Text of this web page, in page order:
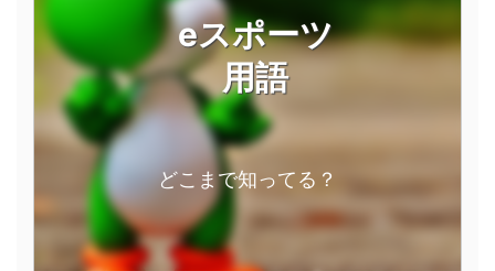
eスポーツ
用語
どこまで知ってる？